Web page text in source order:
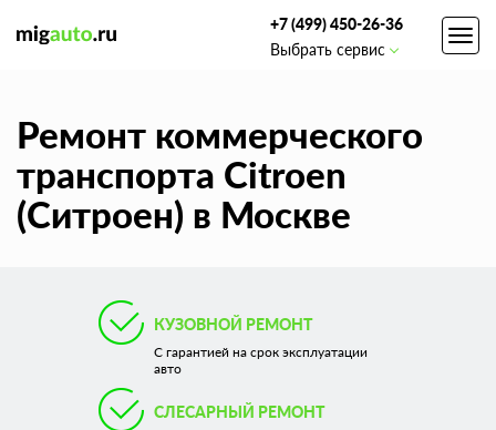
+7 (499) 450-26-36
Выбрать сервис
Ремонт коммерческого
транспорта Citroen
(Ситроен) в Москве
КУЗОВНОЙ РЕМОНТ
С гарантией на срок эксплуатации
авто
СЛЕСАРНЫЙ РЕМОНТ